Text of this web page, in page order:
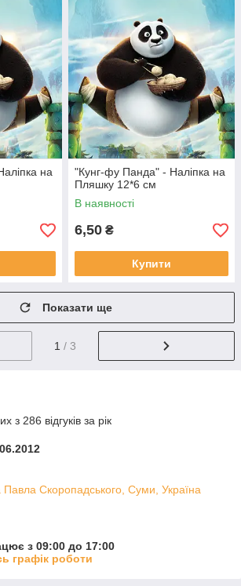
на
"Кунг-фу Панда" - Наліпка на
Пляшку 12*6 см
В наявності
6,50 ₴
Купити
Показати ще
1 / 3
з 286 відгуків за рік
Павла Скоропадського, Суми, Україна
з 09:00 до 17:00
графік роботи